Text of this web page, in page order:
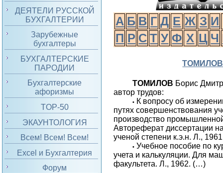
ДЕЯТЕЛИ РУССКОЙ
БУХГАЛТЕРИИ
Зарубежные
бухгалтеры
БУХГАЛТЕРСКИЕ
ПАРОДИИ
Бухгалтерские
афоризмы
TOP-50
ЭКАУНТОЛОГИЯ
Всем! Всем! Всем!
Excel и Бухгалтерия
Форум
А Б В Г Д Е Ж З И
П Р С Т У Ф Х Ц Ч
ТОМИЛОВ
ТОМИЛОВ Борис
автор трудов:
• К вопросу об
путях совершенствования
производство
Автореферат диссертации
ученой степени к.э.н. Л.,
• Учебное пособие по
учета и калькуляции. Для
факультета. Л., 1962. (…)